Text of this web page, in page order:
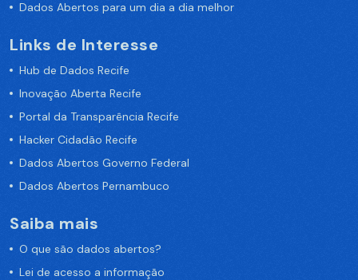
Dados Abertos para um dia a dia melhor
Links de Interesse
Hub de Dados Recife
Inovação Aberta Recife
Portal da Transparência Recife
Hacker Cidadão Recife
Dados Abertos Governo Federal
Dados Abertos Pernambuco
Saiba mais
O que são dados abertos?
Lei de acesso a informação